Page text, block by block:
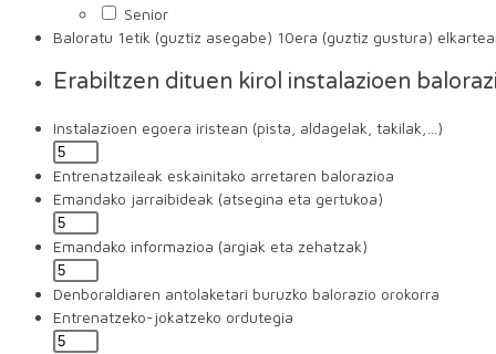
Senior
Baloratu 1etik (guztiz asegabe) 10era (guztiz gustura)
Erabiltzen dituen kirol instalazioen
Instalazioen egoera iristean (pista, aldagelak, takilak,…)
Entrenatzaileak eskainitako arretaren balorazioa
Emandako jarraibideak (atsegina eta gertukoa)
Emandako informazioa (argiak eta zehatzak)
Denboraldiaren antolaketari buruzko balorazio orokorra
Entrenatzeko-jokatzeko ordutegia